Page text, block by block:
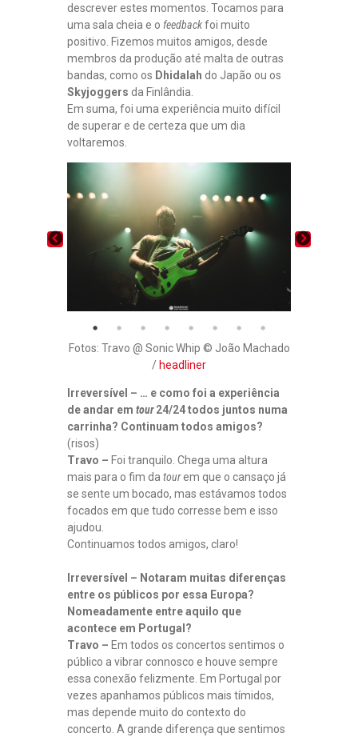
descrever estes momentos. Tocamos para
uma sala cheia e o feedbackfoi muito
positivo. Fizemos muitos amigos, desde
membros da produção até malta de outras
bandas, como os Dhidalah do Japão ou os
Skyjoggers da Finlândia.
Em suma, foi uma experiência muito difícil
de superar e de certeza que um dia
voltaremos.
Fotos: Travo @ Sonic Whip © João Machado
/ headliner
Irreversível – … e como foi a experiência
de andar em tour24/24 todos juntos numa
carrinha? Continuam todos amigos?
(risos)
Travo – Foi tranquilo. Chega uma altura
mais para o fim datourem que o cansaço já
se sente um bocado, mas estávamos todos
focados em que tudo corresse bem e isso
ajudou.
Continuamos todos amigos, claro!
Irreversível – Notaram muitas diferenças
entre os públicos por essa Europa?
Nomeadamente entre aquilo que
acontece em Portugal?
Travo – Em todos os concertos sentimos o
público a vibrar connosco e houve sempre
essa conexão felizmente. Em Portugal por
vezes apanhamos públicos mais tímidos,
mas depende muito do contexto do
concerto. A grande diferença que sentimos